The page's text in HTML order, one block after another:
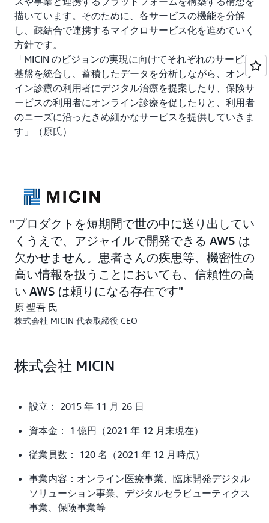
描いています。そのために、各サービスの機能を分解
し、疎結合で連携するマイクロサービス化を進めていく
方針です。
「MICIN のビジョンの実現に向けてそれぞれのサービス
基盤を統合し、蓄積したデータを分析しながら、オンラ
イン診療の利用者にデジタル治療を提案したり、保険サ
ービスの利用者にオンライン診療を促したりと、利用者
のニーズに沿ったきめ細かなサービスを提供していきま
す」（原氏）
プロダクトを短期間で世の中に送り出してい
くうえで、アジャイルで開発できる AWS は
欠かせません。患者さんの疾患等、機密性の
高い情報を扱うことにおいても、信頼性の高
い AWS は頼りになる存在です
原 聖吾 氏
株式会社 MICIN 代表取締役 CEO
株式会社 MICIN
設立： 2015 年 11 月 26 日
資本金： 1 億円（2021 年 12 月末現在）
従業員数： 120 名（2021 年 12 月時点）
事業内容：オンライン医療事業、臨床開発デジタル
ソリューション事業、デジタルセラピューティクス
事業、保険事業等